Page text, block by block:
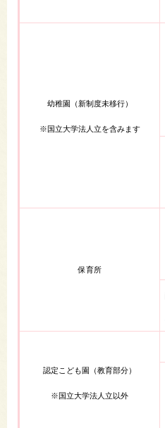
幼稚園（新制度未移行）
※国立大学法人立を含みます
保育所
認定こども園（教育部分）
※国立大学法人立以外